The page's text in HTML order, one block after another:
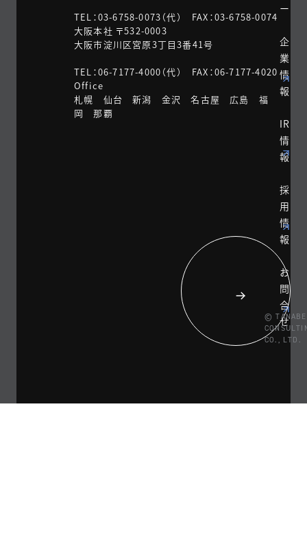
TEL：03-6758-0073（代） FAX：03-6758-0074
大阪本社 〒532-0003
大阪市淀川区宮原3丁目3番41号
TEL：06-7177-4000（代） FAX：06-7177-4020
Office
札幌 仙台 新潟 金沢 名古屋 広島 福
岡 那覇
ー
企
業
情
報
IR
情
報
採
用
情
報
お
問
合
せ
© TANABE
CO., LTD.